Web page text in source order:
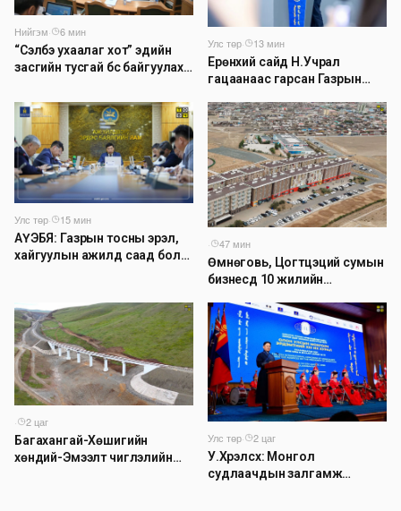
Нийгэм·
6 мин
“Сэлбэ ухаалаг хот” эдийн
засгийн тусгай бүс байгуулах
батлууллаа
Улс төр·
13 мин
Ерөнхий сайд Н.Учрал
гацаанаас гарсан Газрын
байгуулалтыг тасралтгүй
үргэлжлүүлж, түүхий эдийн
хангамжийг баталгаажуулах
үүрэг өгөв
Улс төр·
15 мин
АҮЭБЯ: Газрын тосны эрэл,
хайгуулын ажилд саад болж
нутгийн уулзалт зохион
байгуулах үүрэг өглөө
·
47 мин
Өмнөговь, Цогтцэций сумын
бизнесүүд 10 жилийн
нэмэгджээ
·
2 цаг
Багахангай-Хөшигийн
хөндий-Эмээлт чиглэлийн
Улс төр·
2 цаг
У.Хүрэлсүх: Монгол
судлаачдын залгамж